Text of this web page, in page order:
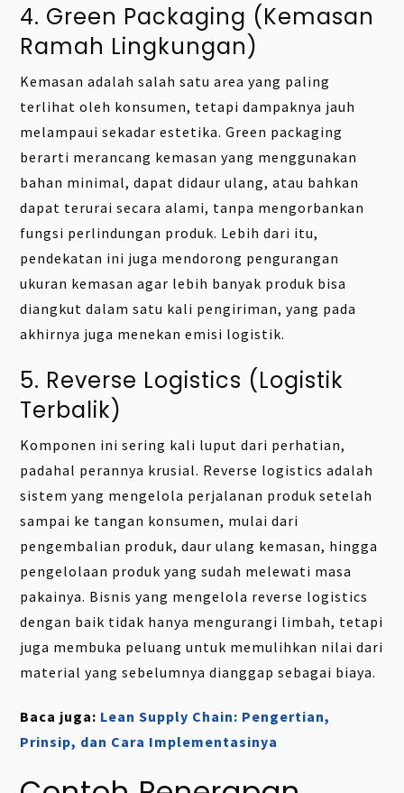
4. Green Packaging (Kemasan
Ramah Lingkungan)
Kemasan adalah salah satu area yang paling
terlihat oleh konsumen, tetapi dampaknya jauh
melampaui sekadar estetika. Green packaging
berarti merancang kemasan yang menggunakan
bahan minimal, dapat didaur ulang, atau bahkan
dapat terurai secara alami, tanpa mengorbankan
fungsi perlindungan produk. Lebih dari itu,
pendekatan ini juga mendorong pengurangan
ukuran kemasan agar lebih banyak produk bisa
diangkut dalam satu kali pengiriman, yang pada
akhirnya juga menekan emisi logistik.
5. Reverse Logistics (Logistik
Terbalik)
Komponen ini sering kali luput dari perhatian,
padahal perannya krusial. Reverse logistics adalah
sistem yang mengelola perjalanan produk setelah
sampai ke tangan konsumen, mulai dari
pengembalian produk, daur ulang kemasan, hingga
pengelolaan produk yang sudah melewati masa
pakainya. Bisnis yang mengelola reverse logistics
dengan baik tidak hanya mengurangi limbah, tetapi
juga membuka peluang untuk memulihkan nilai dari
material yang sebelumnya dianggap sebagai biaya.
Baca juga: Lean Supply Chain: Pengertian,
Prinsip, dan Cara Implementasinya